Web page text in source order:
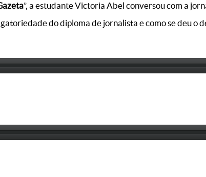
”, a estudante Victoria Abel conversou com a
do diploma de jornalista e como se deu o